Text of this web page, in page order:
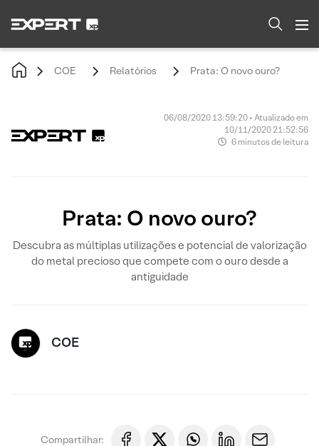
COE Relatórios Prata: O novo ouro?
06/08/2020 13:59:20 • Atualizado em
10/11/2020 21:52:56
6 minutos de leitura
Prata: O novo ouro?
Descubra as múltiplas utilizações e potencial de valorização
do metal precioso que compete com o ouro desde a
antiguidade
COE
Compartilhar: